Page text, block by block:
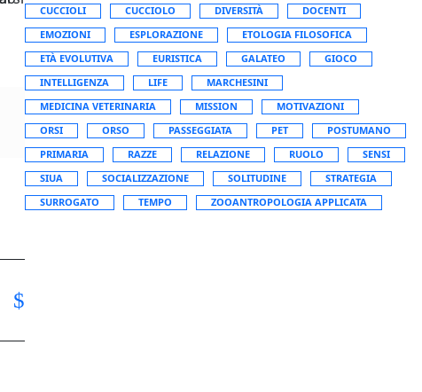
CUCCIOLI
CUCCIOLO DIVERSITÀ
DOCENTI
EMOZIONI
ESPLORAZIONE
ETOLOGIA FILOSOFICA
ETÀ EVOLUTIVA
EURISTICA GALATEO
GIOCO
INTELLIGENZA
LIFE
MARCHESINI
MEDICINA VETERINARIA
MISSION
MOTIVAZIONI
ORSI
ORSO PASSEGGIATA PET
POSTUMANO
PRIMARIA
RAZZE RELAZIONE RUOLO
SENSI
SIUA
SOCIALIZZAZIONE SOLITUDINE
STRATEGIA
SURROGATO
TEMPO ZOOANTROPOLOGIA APPLICATA